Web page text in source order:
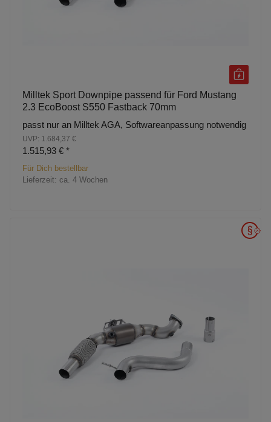
Milltek Sport Downpipe passend für Ford Mustang
2.3 EcoBoost S550 Fastback 70mm
passt nur an Milltek AGA, Softwareanpassung notwendig
UVP: 1.684,37 €
1.515,93 € *
Für Dich bestellbar
Lieferzeit: ca. 4 Wochen